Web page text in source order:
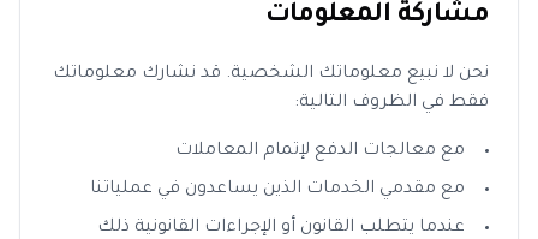
مشاركة المعلومات
نحن لا نبيع معلوماتك الشخصية. قد نشارك معلوماتك
فقط في الظروف التالية:
مع معالجات الدفع لإتمام المعاملات
مع مقدمي الخدمات الذين يساعدون في عملياتنا
عندما يتطلب القانون أو الإجراءات القانونية ذلك